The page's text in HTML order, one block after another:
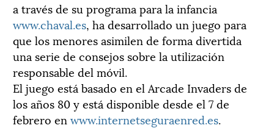
a través de su programa para la infancia
www.chaval.es, ha desarrollado un juego para
que los menores asimilen de forma divertida
una serie de consejos sobre la utilización
responsable del móvil.
El juego está basado en el Arcade Invaders de
los años 80 y está disponible desde el 7 de
febrero en www.internetseguraenred.es.